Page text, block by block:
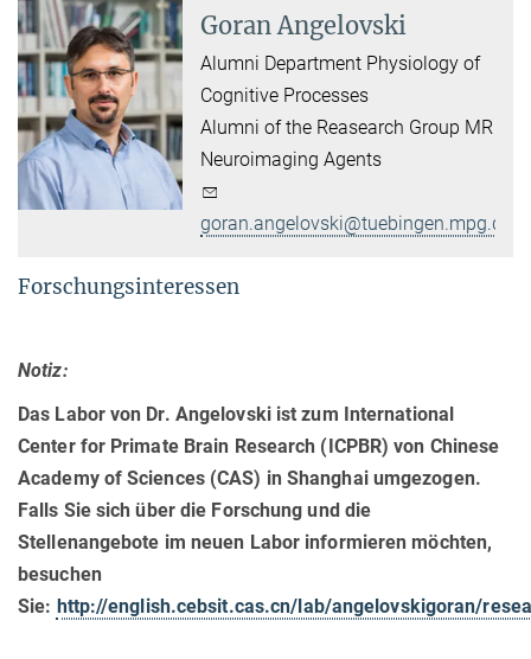
Goran Angelovski
Alumni Department Physiology of
Cognitive Processes
Alumni of the Reasearch Group MR
Neuroimaging Agents
goran.angelovski@tuebingen.mpg.de
Forschungsinteressen
Notiz:
Das Labor von Dr. Angelovski ist zum International
Center for Primate Brain Research (ICPBR) von Chinese
Academy of Sciences (CAS) in Shanghai umgezogen.
Falls Sie sich über die Forschung und die
Stellenangebote im neuen Labor informieren möchten,
besuchen
Sie: http://english.cebsit.cas.cn/lab/angelovskigoran/